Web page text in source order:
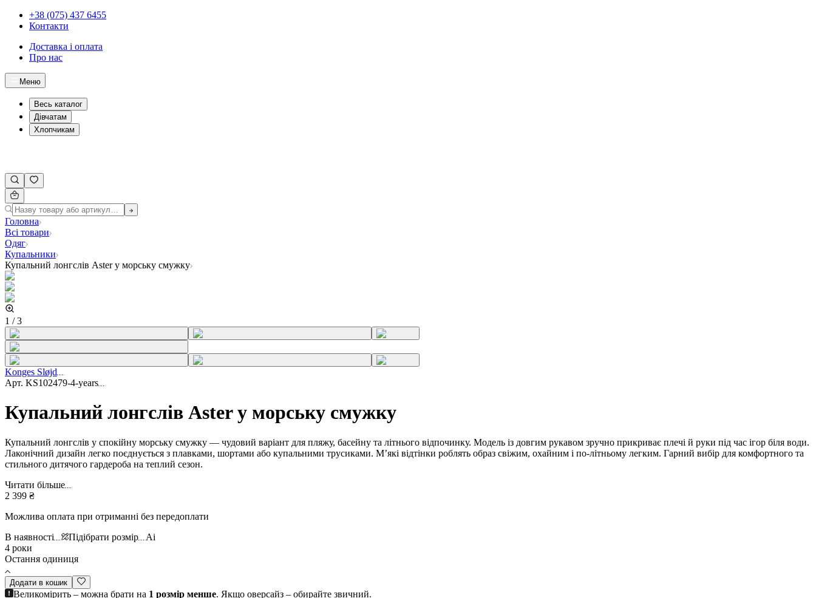
+38 (075) 437 6455
Контакти
Доставка і оплата
Про нас
Меню
Весь каталог
Дівчатам
Хлопчикам
Головна
Всі товари
Одяг
Купальники
Купальний лонгслів Aster у морську смужку
1 /3
Konges Sløjd
Арт. KS102479-4-years
Купальний лонгслів Aster у морську смужку
Купальний лонгслів у спокійну морську смужку — чудовий варіант для пляжу, басейну та літнього відпочинку. Модель із довгим рукавом зручно прикриває плечі й руки під час ігор біля води.
Лаконічний дизайн легко поєднується з плавками, шортами або купальними трусиками. М’які відтінки роблять образ свіжим, охайним і по-літньому легким. Гарний вибір для комфортного та
стильного дитячого гардероба на теплий сезон.
Читати більше
2 399 ₴
Можлива оплата при отриманні без передоплати
В наявності
Підібрати розмір
Ai
4 роки
Остання одиниця
Додати в кошик
Великомірить – можна брати на 1 розмір менше. Якщо оверсайз – обирайте звичний.